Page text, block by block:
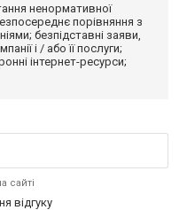
ненормативної
порівняння з
безпідставні заяви,
і / або її послуги;
інтернет-ресурси;
сайті
відгуку